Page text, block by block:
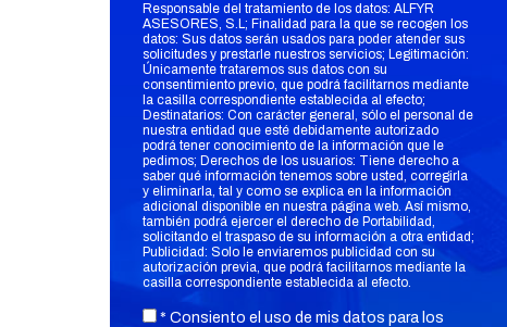
Responsable del tratamiento de los datos: ALFYR
ASESORES, S.L; Finalidad para la que se recogen los
datos: Sus datos serán usados para poder atender sus
solicitudes y prestarle nuestros servicios; Legitimación:
Únicamente trataremos sus datos con su
consentimiento previo, que podrá facilitarnos mediante
la casilla correspondiente establecida al efecto;
Destinatarios: Con carácter general, sólo el personal de
nuestra entidad que esté debidamente autorizado
podrá tener conocimiento de la información que le
pedimos; Derechos de los usuarios: Tiene derecho a
saber qué información tenemos sobre usted, corregirla
y eliminarla, tal y como se explica en la información
adicional disponible en nuestra página web. Así mismo,
también podrá ejercer el derecho de Portabilidad,
solicitando el traspaso de su información a otra entidad;
Publicidad: Solo le enviaremos publicidad con su
autorización previa, que podrá facilitarnos mediante la
casilla correspondiente establecida al efecto.
* Consiento el uso de mis datos para los